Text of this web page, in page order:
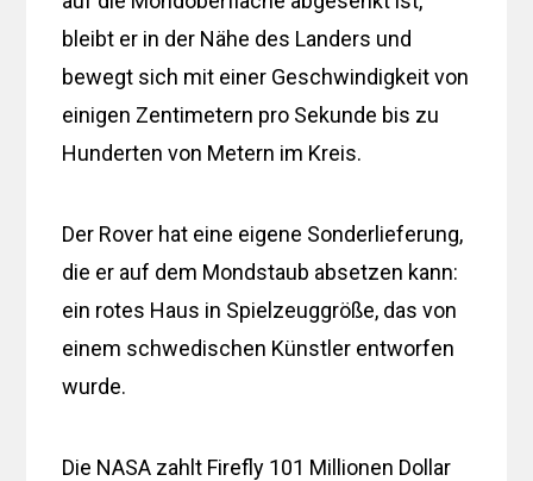
bleibt er in der Nähe des Landers und
bewegt sich mit einer Geschwindigkeit von
einigen Zentimetern pro Sekunde bis zu
Hunderten von Metern im Kreis.
Der Rover hat eine eigene Sonderlieferung,
die er auf dem Mondstaub absetzen kann:
ein rotes Haus in Spielzeuggröße, das von
einem schwedischen Künstler entworfen
wurde.
Die NASA zahlt Firefly 101 Millionen Dollar